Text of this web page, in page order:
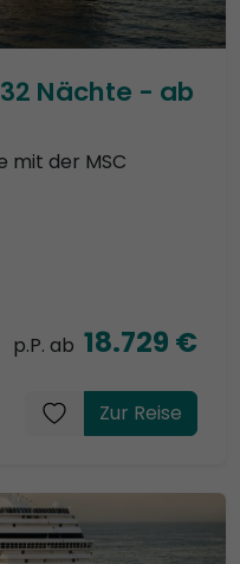
Nächte - ab
mit der MSC
p.P. ab 18.729 €
Zur Reise